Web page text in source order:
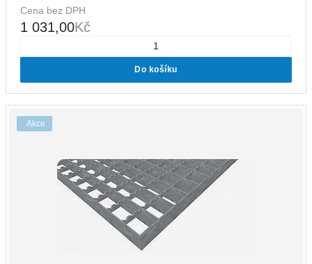
Cena bez DPH
1 031,00Kč
Do košíku
Akce